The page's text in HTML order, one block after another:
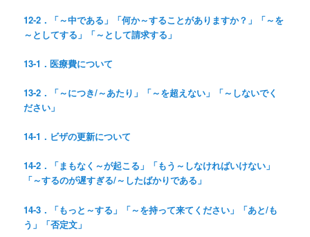
12-2．「～中である」「何か～することがありますか？」「～を
～としてする」「～として請求する」
13-1．医療費について
13-2．「～につき/～あたり」「～を超えない」「～しないでく
ださい」
14-1．ビザの更新について
14-2．「まもなく～が起こる」「もう～しなければいけない」
「～するのが遅すぎる/～したばかりである」
14-3．「もっと～する」「～を持って来てください」「あと/も
う」「否定文」